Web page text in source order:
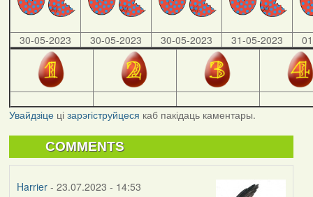
30-05-2023 30-05-2023 30-05-2023 31-05-2023
Увайдзіцеці зарэгіструйцеся каб пакідаць каментары.
COMMENTS
Harrier- 23.07.2023 - 14:53